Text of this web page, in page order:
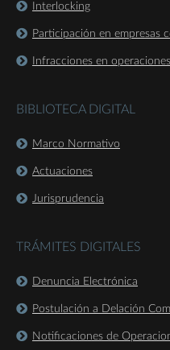
Interlocking
Participación en empresas
Infracciones en
BIBLIOTECA DIGITAL
Marco Normativo
Actuaciones
Jurisprudencia
TRÁMITES DIGITALES
Denuncia Electrónica
Postulación a Delación
Notificaciones de